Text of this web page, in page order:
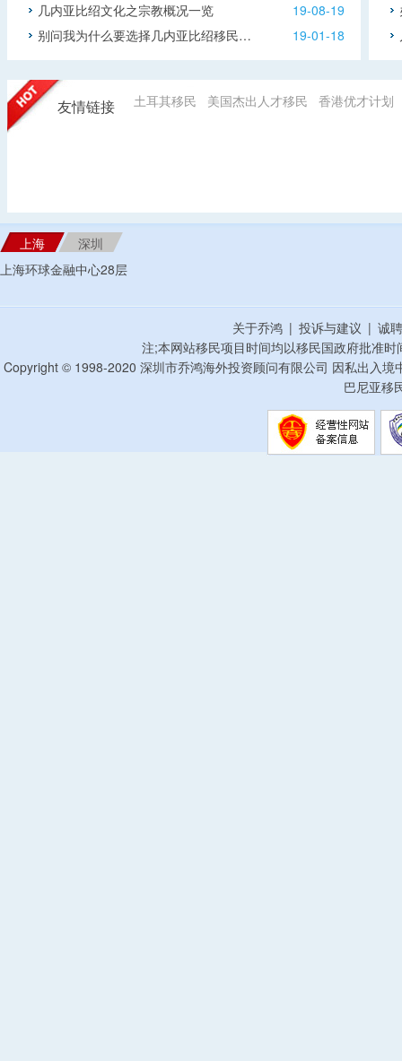
19-08-19
几内亚比绍文化之宗教概况一览
19-01-18
别问我为什么要选择几内亚比绍移民…
友情链接 土耳其移民 美国杰出人才移民 香港优才计划
上海
深圳
上海环球金融中心28层
关于乔鸿 | 投诉与建议 | 诚
注;本网站移民项目时间均以移民国政府批准
Copyright © 1998-2020 深圳市乔鸿海外投资顾问有限公司 因私出入
巴尼亚移